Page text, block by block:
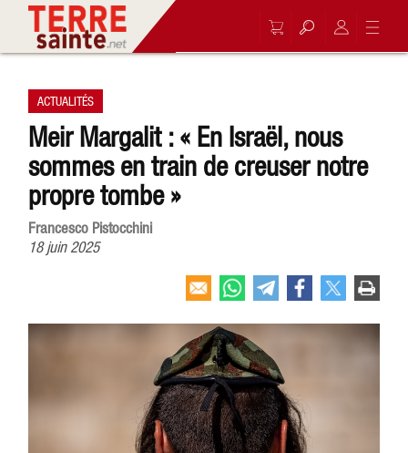
ACTUALITÉS
Meir Margalit : « En Israël, nous
sommes en train de creuser notre
propre tombe »
Francesco Pistocchini
18 juin 2025